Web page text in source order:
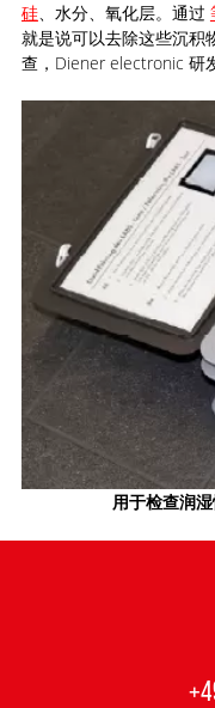
硅、水分、氧化层。通过
就是说可以去除这些沉积
查，Diener electronic 研
用于检查润